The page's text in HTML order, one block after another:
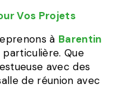
Vos Projets
à Barentin
Que
avec des
de réunion avec